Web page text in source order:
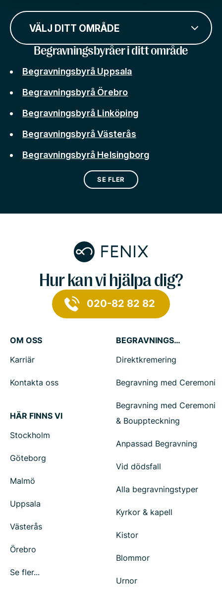
VÄLJ DITT OMRÅDE
Begravningsbyråer i ditt område
Begravningsbyrå Uppsala
Begravningsbyrå Örebro
Begravningsbyrå Linköping
Begravningsbyrå Västerås
Begravningsbyrå Helsingborg
SE FLER
Hur kan vi hjälpa dig?
020-82 82 82
OM OSS
Karriär
Kontakta oss
HÄR FINNS VI
Stockholm
Göteborg
Malmö
Uppsala
Västerås
Örebro
Se fler...
BEGRAVNINGSTJÄNSTER
Direktkremering
Begravning med Ceremoni
Begravning med Ceremoni
& Bouppteckning
Anpassad Begravning
Vid dödsfall
Alla begravningstyper
Kyrkor & kapell
Kistor
Blommor
Urnor